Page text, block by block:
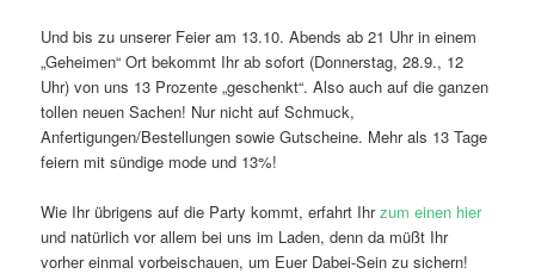
Und bis zu unserer Feier am 13.10. Abends ab 21 Uhr in einem
„Geheimen“ Ort bekommt Ihr ab sofort (Donnerstag, 28.9., 12
Uhr) von uns 13 Prozente „geschenkt“. Also auch auf die ganzen
tollen neuen Sachen! Nur nicht auf Schmuck,
Anfertigungen/Bestellungen sowie Gutscheine. Mehr als 13 Tage
feiern mit sündige mode und 13%!
Wie Ihr übrigens auf die Party kommt, erfahrt Ihrzum einen hier
und natürlich vor allem bei uns im Laden, denn da müßt Ihr
vorher einmal vorbeischauen, um Euer Dabei-Sein zu sichern!